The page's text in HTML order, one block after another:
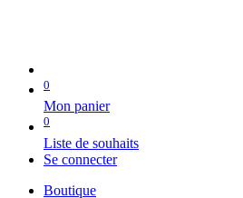
0
Mon panier
0
Liste de souhaits
Se connecter
Boutique